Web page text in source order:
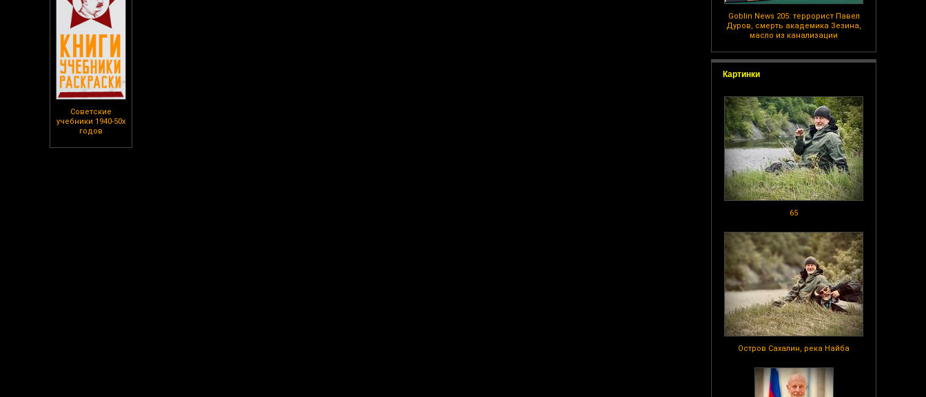
Советские
учебники 1940-50х
годов
Goblin News 205: террорист Павел
Дуров, смерть академика Зезина,
масло из канализации
Картинки
65
Остров Сахалин, река Найба